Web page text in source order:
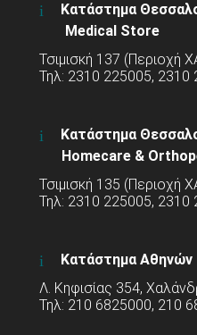
Κατάστημα
Medical Store
Τσιμισκή 137 (Περιοχή
Τηλ: 2310 225005, 2310
Κατάστημα
Homecare &
Τσιμισκή 135 (Περιοχή
Τηλ: 2310 225005, 2310
Κατάστημα Αθηνών
Λ. Κηφισίας 354,
Τηλ: 210 6825000, 210